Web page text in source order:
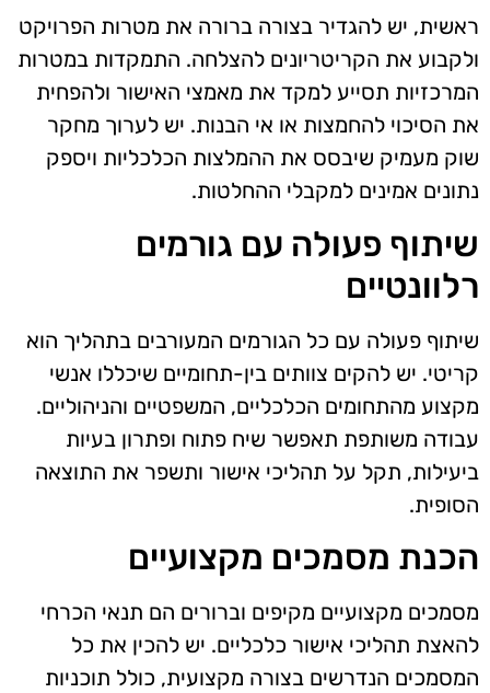
ראשית, יש להגדיר בצורה ברורה את מטרות הפרויקט
ולקבוע את הקריטריונים להצלחה. התמקדות במטרות
המרכזיות תסייע למקד את מאמצי האישור ולהפחית
את הסיכוי להחמצות או אי הבנות. יש לערוך מחקר
שוק מעמיק שיבסס את ההמלצות הכלכליות ויספק
נתונים אמינים למקבלי ההחלטות.
שיתוף פעולה עם גורמים
רלוונטיים
שיתוף פעולה עם כל הגורמים המעורבים בתהליך הוא
קריטי. יש להקים צוותים בין-תחומיים שיכללו אנשי
מקצוע מהתחומים הכלכליים, המשפטיים והניהוליים.
עבודה משותפת תאפשר שיח פתוח ופתרון בעיות
ביעילות, תקל על תהליכי אישור ותשפר את התוצאה
הסופית.
הכנת מסמכים מקצועיים
מסמכים מקצועיים מקיפים וברורים הם תנאי הכרחי
להאצת תהליכי אישור כלכליים. יש להכין את כל
המסמכים הנדרשים בצורה מקצועית, כולל תוכניות